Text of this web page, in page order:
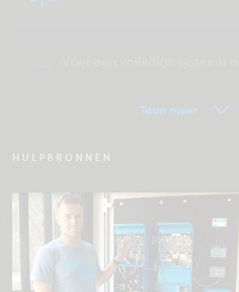
VRM - Veel gestelde vragen
Bekijk de Community
Toon meer
HULPBRONNEN